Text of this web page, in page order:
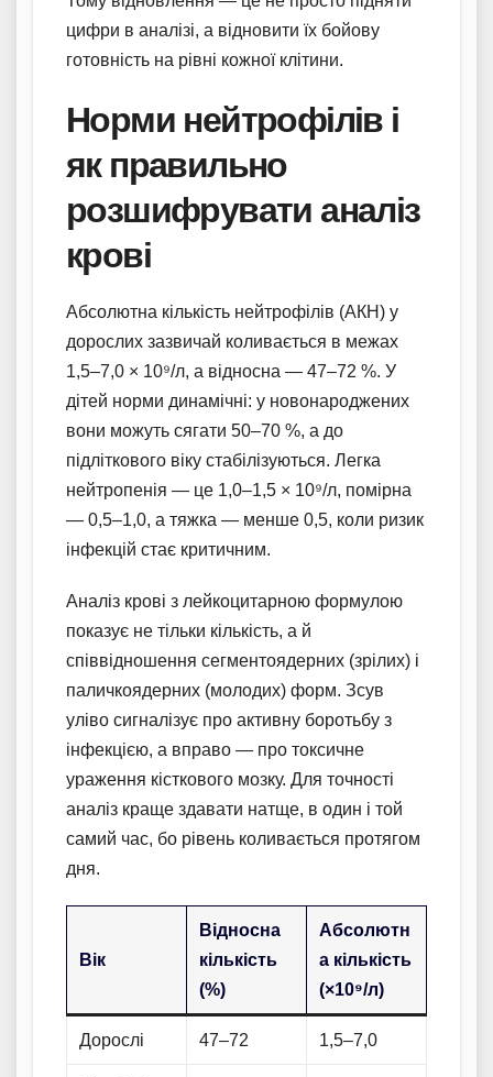
цифри в аналізі, а відновити їх бойову
готовність на рівні кожної клітини.
Норми нейтрофілів і
як правильно
розшифрувати аналіз
крові
Абсолютна кількість нейтрофілів (АКН) у
дорослих зазвичай коливається в межах
1,5–7,0 × 10⁹/л, а відносна — 47–72 %. У
дітей норми динамічні: у новонароджених
вони можуть сягати 50–70 %, а до
підліткового віку стабілізуються. Легка
нейтропенія — це 1,0–1,5 × 10⁹/л, помірна
— 0,5–1,0, а тяжка — менше 0,5, коли ризик
інфекцій стає критичним.
Аналіз крові з лейкоцитарною формулою
показує не тільки кількість, а й
співвідношення сегментоядерних (зрілих) і
паличкоядерних (молодих) форм. Зсув
уліво сигналізує про активну боротьбу з
інфекцією, а вправо — про токсичне
ураження кісткового мозку. Для точності
аналіз краще здавати натще, в один і той
самий час, бо рівень коливається протягом
дня.
Вік
Відносна
кількість
(%)
Абсолютн
а кількість
(×10⁹/л)
Дорослі 47–72 1,5–7,0